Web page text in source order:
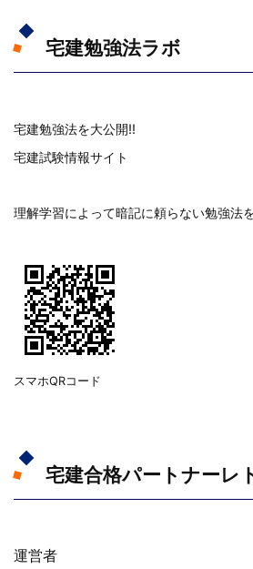
宅建勉強法ラボ
宅建勉強法を大公開!!
宅建試験情報サイト
理解学習によって暗記に頼らない勉強法
スマホQRコード
宅建合格パートナーレ
運営者